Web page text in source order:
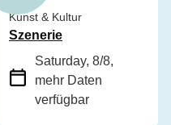
Kunst & Kultur
Szenerie
Saturday, 8/8,
mehr Daten
verfügbar